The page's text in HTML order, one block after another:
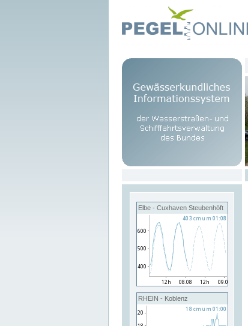
Elbe - Cuxhaven Steubenhöft
RHEIN - Koblenz